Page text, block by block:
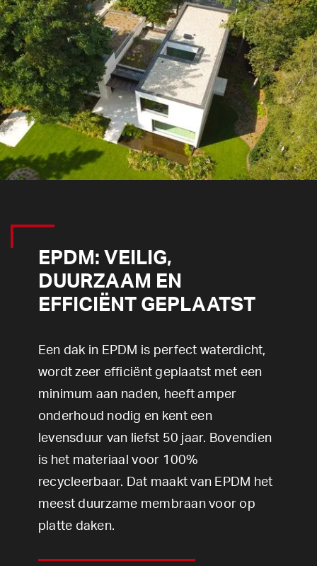
EPDM: VEILIG,
DUURZAAM EN
EFFICIËNT GEPLAATST
Een dak in EPDM is perfect waterdicht,
wordt zeer efficiënt geplaatst met een
minimum aan naden, heeft amper
onderhoud nodig en kent een
levensduur van liefst 50 jaar. Bovendien
is het materiaal voor 100%
recycleerbaar. Dat maakt van EPDM het
meest duurzame membraan voor op
platte daken.